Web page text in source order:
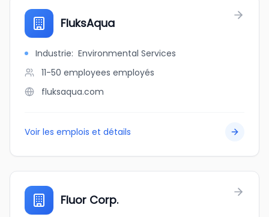
FluksAqua
Industrie: Environmental Services
11-50 employees employés
fluksaqua.com
Voir les emplois et détails
Fluor Corp.